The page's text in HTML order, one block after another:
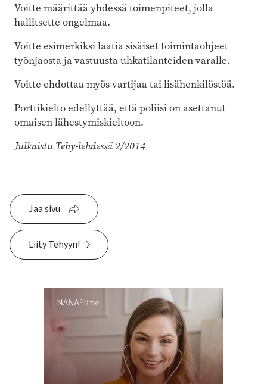
Voitte määrittää yhdessä toimenpiteet, jolla
hallitsette ongelmaa.
Voitte esimerkiksi laatia sisäiset toimintaohjeet
työnjaosta ja vastuusta uhkatilanteiden varalle.
Voitte ehdottaa myös vartijaa tai lisähenkilöstöä.
Porttikielto edellyttää, että poliisi on asettanut
omaisen lähestymiskieltoon.
Julkaistu Tehy-lehdessä 2/2014
Jaa sivu
Liity Tehyyn!